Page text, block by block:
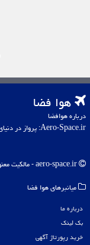
هوا فضا
درباره هوافضا
Aero-Space.ir: پرواز در دنیای دانش و فناوری های هوایی و فضایی، از زمین تا کهکشان
میانبرهای هوا فضا
درباره ما
بک لینک
خرید رپورتاژ آگهی